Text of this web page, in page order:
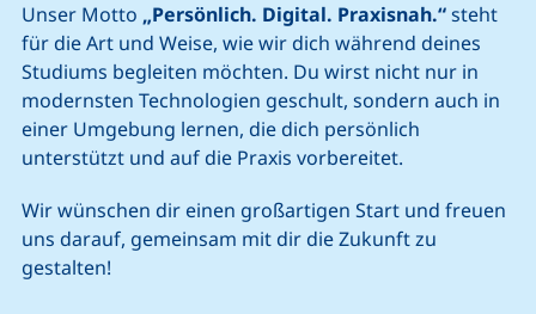
Unser Motto „Persönlich. Digital. Praxisnah.“steht
für die Art und Weise, wie wir dich während deines
Studiums begleiten möchten. Du wirst nicht nur in
modernsten Technologien geschult, sondern auch in
einer Umgebung lernen, die dich persönlich
unterstützt und auf die Praxis vorbereitet.
Wir wünschen dir einen großartigen Start und freuen
uns darauf, gemeinsam mit dir die Zukunft zu
gestalten!